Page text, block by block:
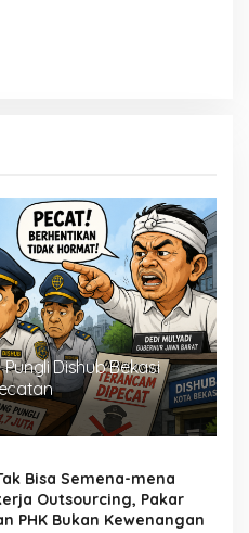
Dishub Bekasi
Bisa Semena-mena
Outsourcing, Pakar
PHK Bukan Kewenangan